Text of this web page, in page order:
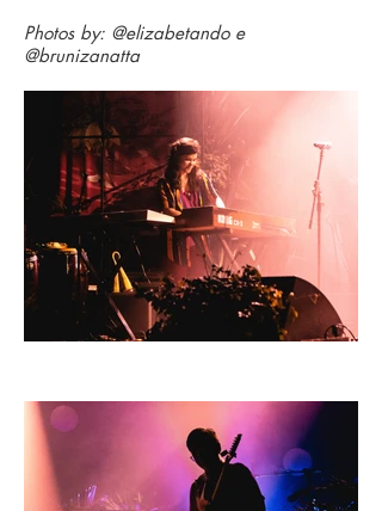
Photos by: @elizabetando e
@brunizanatta